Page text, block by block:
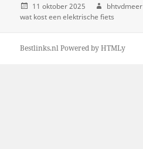
11 oktober 2025 bhtvdmeer
wat kost een elektrische fiets
Bestlinks.nl Powered byHTMLy